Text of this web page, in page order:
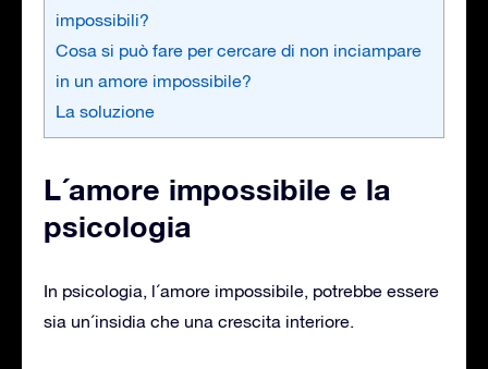
impossibili?
Cosa si può fare per cercare di non inciampare
in un amore impossibile?
La soluzione
L´amore impossibile e la
psicologia
In psicologia, l´amore impossibile, potrebbe essere
sia un´insidia che una crescita interiore.